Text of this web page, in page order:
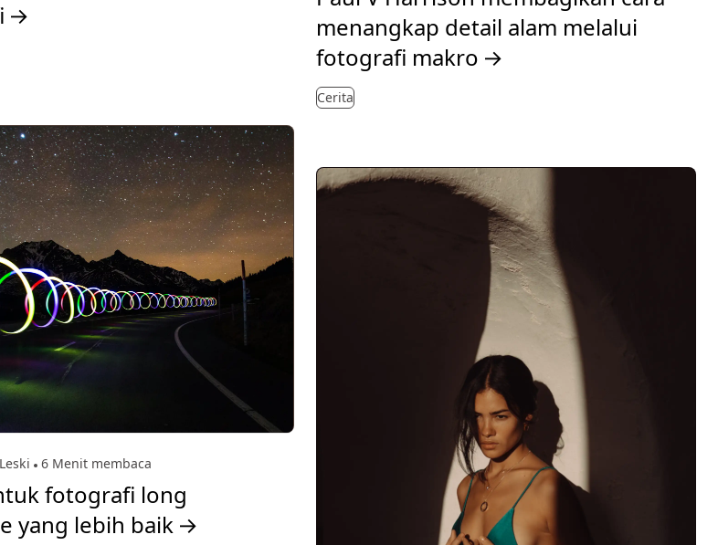
→
6 Menit membaca
fotografi long
yang lebih baik →
menangkap detail alam melalui
fotografi makro →
Cerita